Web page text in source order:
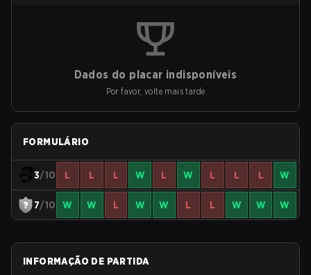
Dados do placar indisponíveis
Por favor, volte mais tarde
FORMULÁRIO
3/10 L L L W L W L L L W
7/10 W W L W W L L W W W
INFORMAÇÃO DE PARTIDA